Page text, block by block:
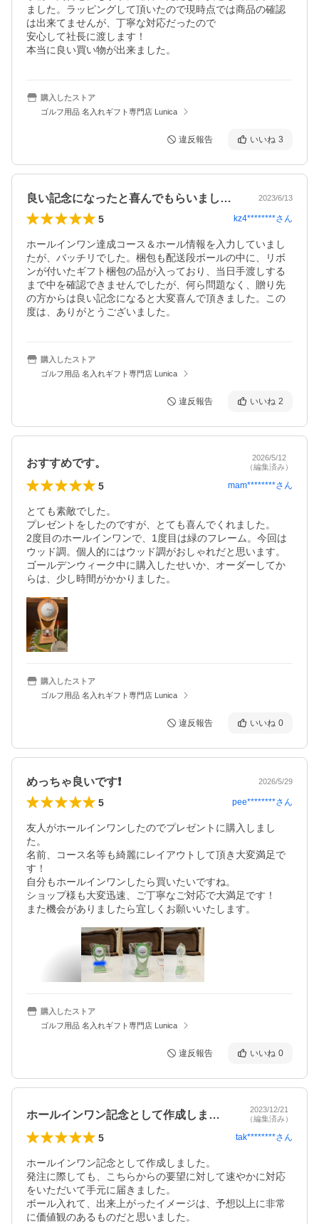
ました。ラッピングして頂いたので現時点では商品の確認
は出来てませんが、丁寧な対応だったので
安心して社長に渡します！
本当に良い買い物が出来ました。
購入したストア
ゴルフ用品 名入れギフト専門店 Lunica
違反報告 いいね 3
良い記念になったと喜んでもらいました！ 2023/6/13
5 kz4********さん
ホールインワン達成コース＆ホール情報を入力していまし
たが、バッチリでした。梱包も配送段ボールの中に、リボ
ンが付いたギフト梱包の品が入っており、当日手渡しする
まで中を確認できませんでしたが、何ら問題なく、贈り先
の方からは良い記念になると大変喜んで頂きました。この
度は、ありがとうございました。
購入したストア
ゴルフ用品 名入れギフト専門店 Lunica
違反報告 いいね 2
おすすめです。
2026/5/12
（編集済み）
5 mam********さん
とても素敵でした。
プレゼントをしたのですが、とても喜んでくれました。
2度目のホールインワンで、1度目は緑のフレーム。今回は
ウッド調。個人的にはウッド調がおしゃれだと思います。
ゴールデンウィーク中に購入したせいか、オーダーしてか
らは、少し時間がかかりました。
購入したストア
ゴルフ用品 名入れギフト専門店 Lunica
違反報告 いいね 0
めっちゃ良いです❗ 2026/5/29
5 pee********さん
友人がホールインワンしたのでプレゼントに購入しまし
た。
名前、コース名等も綺麗にレイアウトして頂き大変満足で
す！
自分もホールインワンしたら買いたいですね。
ショップ様も大変迅速、ご丁寧なご対応で大満足です！
また機会がありましたら宜しくお願いいたします。
購入したストア
ゴルフ用品 名入れギフト専門店 Lunica
違反報告 いいね 0
ホールインワン記念として作成しました。…
2023/12/21
（編集済み）
5 tak********さん
ホールインワン記念として作成しました。
発注に際しても、こちらからの要望に対して速やかに対応
をいただいて手元に届きました。
ボール入れて、出来上がったイメージは、予想以上に非常
に価値観のあるものだと思いました。